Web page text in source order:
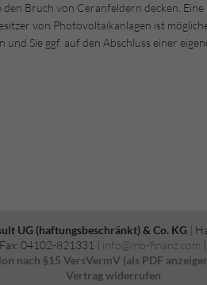
den Bruch von Ceranfeldern decken. Eine
von Photovoltaikanlagen ist
Sie ggf. auf den Abschluss einer
UG (haftungsbeschränkt) & Co. KG|
04102-821331 | info@mb-finanz.com
nach §15 VersVermV (als PDF
Vertrag widerrufen